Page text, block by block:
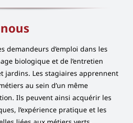
demandeurs d’emploi dans les
biologique et de l’entretien
jardins. Les stagiaires apprennent
au sein d’un même
Ils peuvent ainsi acquérir les
l’expérience pratique et les